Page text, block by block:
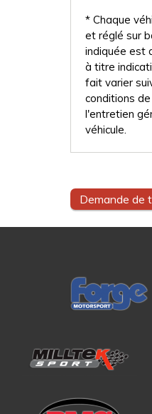
* Chaque
et réglé sur
indiquée est
à titre
fait varier
conditions
l'entretien
véhicule.
Demande de